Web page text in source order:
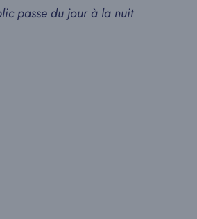
passe du jour à la nuit